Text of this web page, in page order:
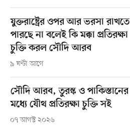
যুক্তরাষ্ট্রের ওপর আর ভরসা রাখতে
পারছে না বলেই কি মক্কা প্রতিরক্ষা
চুক্তি করল সৌদি আরব
৯ ঘণ্টা আগে
সৌদি আরব, তুরস্ক ও পাকিস্তানের
মধ্যে যৌথ প্রতিরক্ষা চুক্তি সই
০৭ আগস্ট ২০২৬